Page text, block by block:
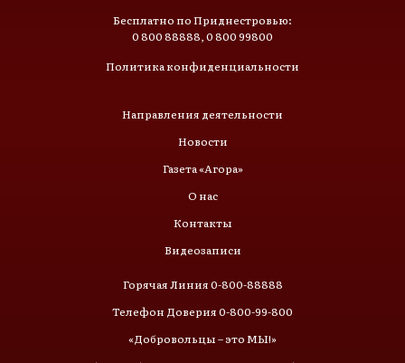
Бесплатно по Приднестровью:
0 800 88888, 0 800 99800
Политика конфиденциальности
Направления деятельности
Новости
Газета «Агора»
О нас
Контакты
Видеозаписи
Горячая Линия 0-800-88888
Телефон Доверия 0-800-99-800
«Добровольцы – это МЫ!»